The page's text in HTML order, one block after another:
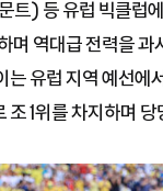
트) 등 유럽 빅클럽
며 역대급 전력을 과
는 유럽 지역 예선에
조 1위를 차지하며